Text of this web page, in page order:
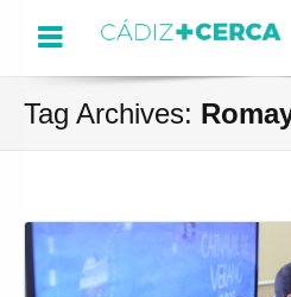
Menu
Tag Archives: